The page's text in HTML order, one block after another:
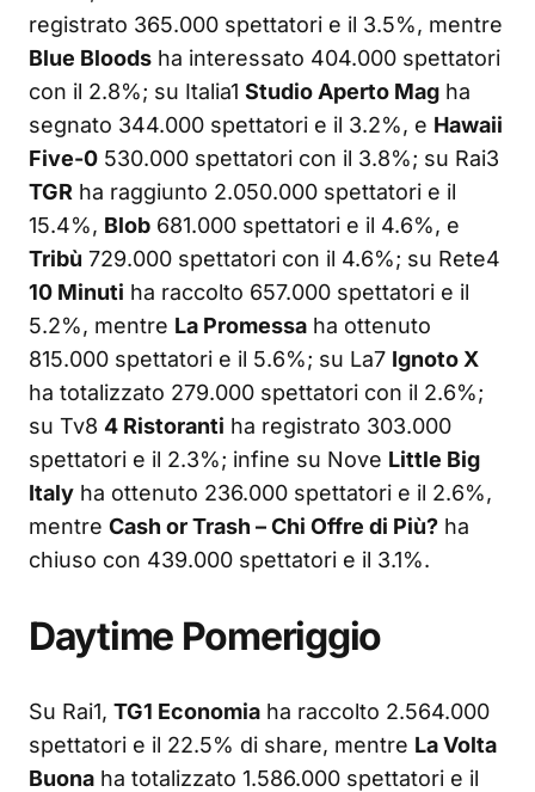
registrato 365.000 spettatori e il 3.5%, mentre
Blue Bloods ha interessato 404.000 spettatori
con il 2.8%; su Italia1 Studio Aperto Mag ha
segnato 344.000 spettatori e il 3.2%, e Hawaii
Five-0 530.000 spettatori con il 3.8%; su Rai3
TGR ha raggiunto 2.050.000 spettatori e il
15.4%, Blob 681.000 spettatori e il 4.6%, e
Tribù 729.000 spettatori con il 4.6%; su Rete4
10 Minuti ha raccolto 657.000 spettatori e il
5.2%, mentre La Promessa ha ottenuto
815.000 spettatori e il 5.6%; su La7 Ignoto X
ha totalizzato 279.000 spettatori con il 2.6%;
su Tv8 4 Ristoranti ha registrato 303.000
spettatori e il 2.3%; infine su Nove Little Big
Italy ha ottenuto 236.000 spettatori e il 2.6%,
mentre Cash or Trash – Chi Offre di Più? ha
chiuso con 439.000 spettatori e il 3.1%.
Daytime Pomeriggio
Su Rai1, TG1 Economia ha raccolto 2.564.000
spettatori e il 22.5% di share, mentre La Volta
Buona ha totalizzato 1.586.000 spettatori e il